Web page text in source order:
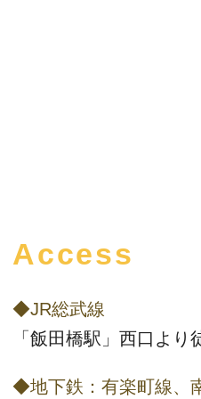
Access
◆JR総武線
「飯田橋駅」西口より
◆地下鉄：有楽町線、